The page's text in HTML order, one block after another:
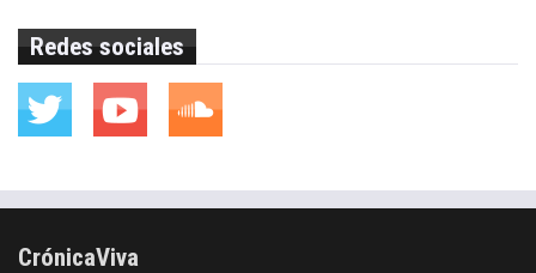
Redes sociales
CrónicaViva